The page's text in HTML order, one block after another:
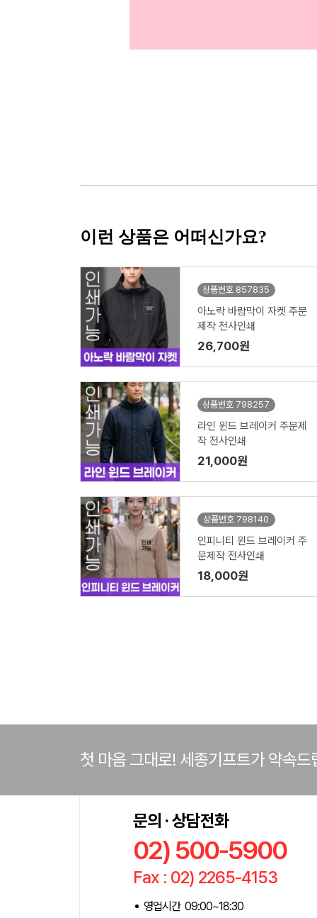
이런 상품은 어떠신가요?
상품번호 857835
아노락 바람막이 자켓 주문
제작 전사인쇄
26,700원
상품번호 798257
라인 윈드 브레이커 주문제
작 전사인쇄
21,000원
상품번호 798140
인피니티 윈드 브레이커 주
문제작 전사인쇄
18,000원
첫 마음 그대로! 세종기프트가 약속드
문의 · 상담전화
02) 500-5900
Fax : 02) 2265-4153
영업시간 09:00~18:30